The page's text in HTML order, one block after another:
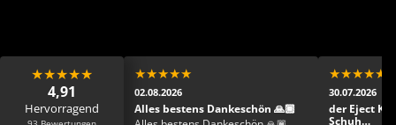
★★★★★
4,91
Hervorragend
Mega toller
schon zu schade
★★★★★
02.08.2026
Alles bestens Dankeschön 🙏🏾
★★★★★
30.07.2026
der Eject
Schuh…